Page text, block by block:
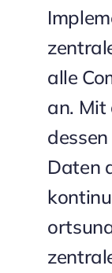
alle
an. Mit
Daten